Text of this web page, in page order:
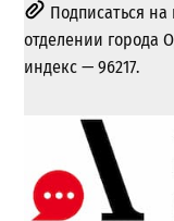
Подписаться
отделении города
индекс — 96217.